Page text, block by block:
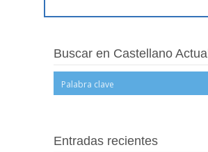
Buscar en Castellano Actual
Entradas recientes